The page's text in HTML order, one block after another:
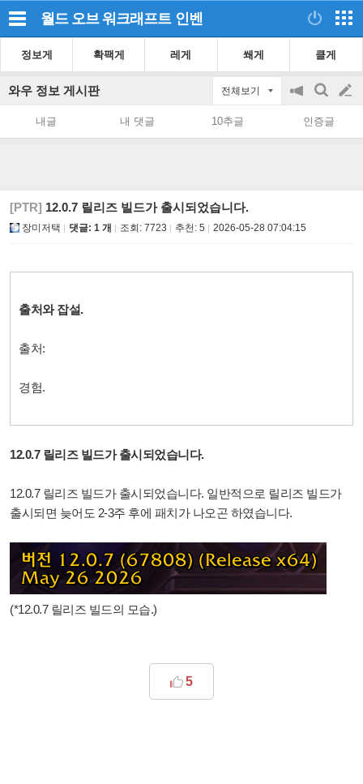
월드 오브 워크래프트 인벤
정보게 확팩게 레게 쐐게 클게
와우 정보 게시판 전체보기
공
on/off
검
색
글
쓰
내글 내 댓글 10추글 인증글
[PTR] 12.0.7 릴리즈 빌드가 출시되었습니다.
장미저택 댓글: 1 개 조회: 7723 추천: 5 2026-05-28 07:04:15
출처와 잡설.
출처:
경험.
12.0.7 릴리즈 빌드가 출시되었습니다.
12.0.7 릴리즈 빌드가 출시되었습니다. 일반적으로 릴리즈 빌드가
출시되면 늦어도 2-3주 후에 패치가 나오곤 하였습니다.
(*12.0.7 릴리즈 빌드의 모습.)
5